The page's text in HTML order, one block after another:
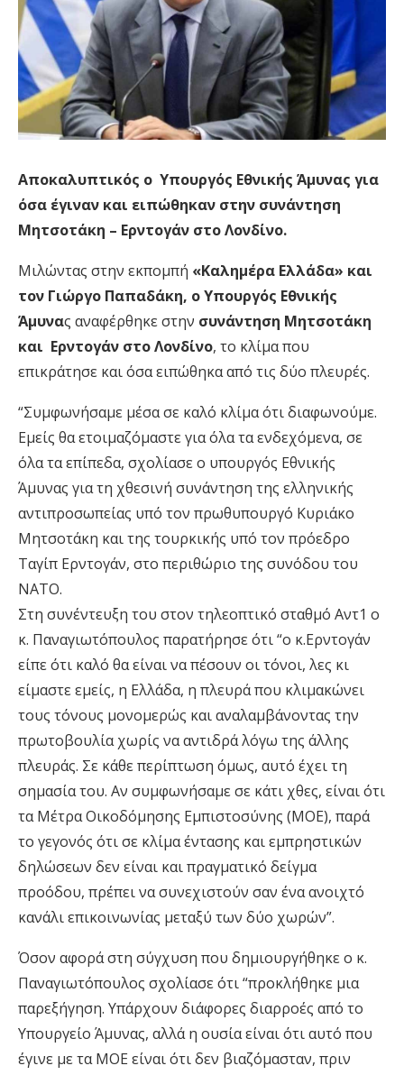
Αποκαλυπτικός ο Υπουργός Εθνικής Άμυνας για
όσα έγιναν και ειπώθηκαν στην συνάντηση
Μητσοτάκη – Ερντογάν στο Λονδίνο.
Μιλώντας στην εκπομπή «Καλημέρα Ελλάδα» και
τον Γιώργο Παπαδάκη, ο Υπουργός Εθνικής
Άμυνας αναφέρθηκε στην συνάντηση Μητσοτάκη
και Ερντογάν στο Λονδίνο, το κλίμα που
επικράτησε και όσα ειπώθηκα από τις δύο πλευρές.
“Συμφωνήσαμε μέσα σε καλό κλίμα ότι διαφωνούμε.
Εμείς θα ετοιμαζόμαστε για όλα τα ενδεχόμενα, σε
όλα τα επίπεδα, σχολίασε ο υπουργός Εθνικής
Άμυνας για τη χθεσινή συνάντηση της ελληνικής
αντιπροσωπείας υπό τον πρωθυπουργό Κυριάκο
Μητσοτάκη και της τουρκικής υπό τον πρόεδρο
Ταγίπ Ερντογάν, στο περιθώριο της συνόδου του
ΝΑΤΟ.
Στη συνέντευξη του στον τηλεοπτικό σταθμό Αντ1 ο
κ. Παναγιωτόπουλος παρατήρησε ότι “ο κ.Ερντογάν
είπε ότι καλό θα είναι να πέσουν οι τόνοι, λες κι
είμαστε εμείς, η Ελλάδα, η πλευρά που κλιμακώνει
τους τόνους μονομερώς και αναλαμβάνοντας την
πρωτοβουλία χωρίς να αντιδρά λόγω της άλλης
πλευράς. Σε κάθε περίπτωση όμως, αυτό έχει τη
σημασία του. Αν συμφωνήσαμε σε κάτι χθες, είναι ότι
τα Μέτρα Οικοδόμησης Εμπιστοσύνης (ΜΟΕ), παρά
το γεγονός ότι σε κλίμα έντασης και εμπρηστικών
δηλώσεων δεν είναι και πραγματικό δείγμα
προόδου, πρέπει να συνεχιστούν σαν ένα ανοιχτό
κανάλι επικοινωνίας μεταξύ των δύο χωρών”.
Όσον αφορά στη σύγχυση που δημιουργήθηκε ο κ.
Παναγιωτόπουλος σχολίασε ότι “προκλήθηκε μια
παρεξήγηση. Υπάρχουν διάφορες διαρροές από το
Υπουργείο Άμυνας, αλλά η ουσία είναι ότι αυτό που
έγινε με τα ΜΟΕ είναι ότι δεν βιαζόμασταν, πριν